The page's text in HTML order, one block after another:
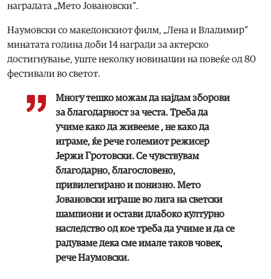
наградата „Мето Јовановски“.
Наумовски со македонскиот филм, „Лена и Владимир“
минатата година доби 14 награди за актерско
достигнување, уште неколку новинации на повеќе од 80
фестивали во светот.
Многу тешко можам да најдам зборови
за благодарност за честа. Треба да
учиме како да живееме , не како да
играме, ќе рече големиот режисер
Јержи Гротовски. Се чувствувам
благодарно, благословено,
привилегирано и понизно. Мето
Јовановски играше во лига на светски
шампиони и остави длабоко културно
наследство од кое треба да учиме и да се
радуваме дека сме имале таков човек,
рече Наумовски.